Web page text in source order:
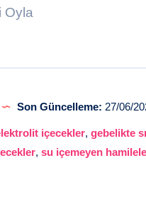
Oyla
Son Güncelleme: 27/06/
içecekler,gebelikte
, su içemeyen